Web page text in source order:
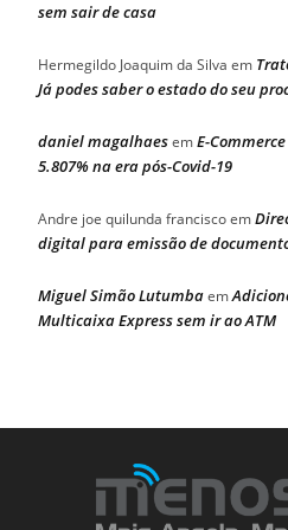
sem sair de casa
Hermegildo Joaquim da Silva em
Já podes saber o estado do seu
daniel magalhaesemE-
5.807% na era pós-Covid-19
Andre joe quilunda franciscoem
digital para emissão de
Miguel Simão Lutumbaem
Multicaixa Express sem ir ao ATM